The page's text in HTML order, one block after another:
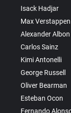
Isack Hadjar
Max Verstappen
Alexander Albon
Carlos Sainz
Kimi Antonelli
George Russell
Oliver Bearman
Esteban Ocon
Fernando